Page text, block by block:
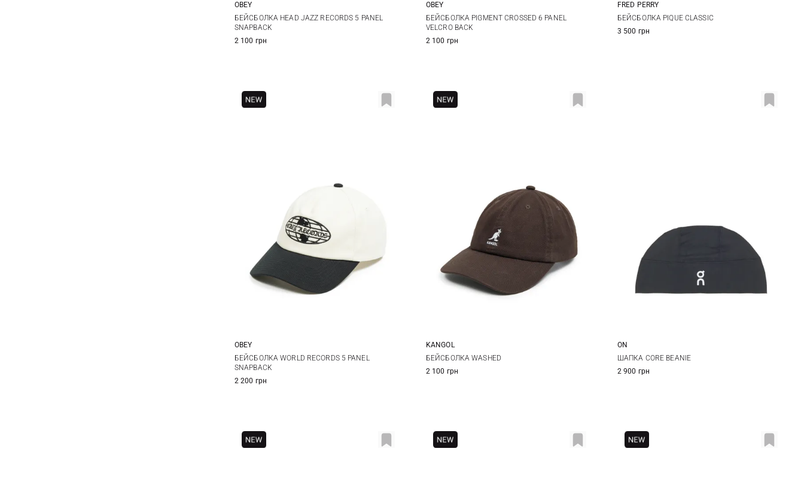
One size
OBEY
БЕЙСБОЛКА HEAD JAZZ RECORDS 5 PANEL
SNAPBACK
2 100 грн
One size
OBEY
БЕЙСБОЛКА PIGMENT CROSSED 6 PANEL
VELCRO BACK
2 100 грн
One size
FRED PERRY
БЕЙСБОЛКА PIQUE CLASSIC
3 500 грн
One size
OBEY
БЕЙСБОЛКА WORLD RECORDS 5 PANEL
SNAPBACK
2 200 грн
One size
KANGOL
БЕЙСБОЛКА WASHED
2 100 грн
One size
ON
ШАПКА CORE BEANIE
2 900 грн